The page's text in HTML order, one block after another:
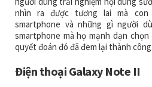
nhìn ra được tương lai mà
smartphone và những gì người
smartphone mà họ mạnh dạn
quyết đoán đó đã đem lại thành
Điện thoại Galaxy Note II